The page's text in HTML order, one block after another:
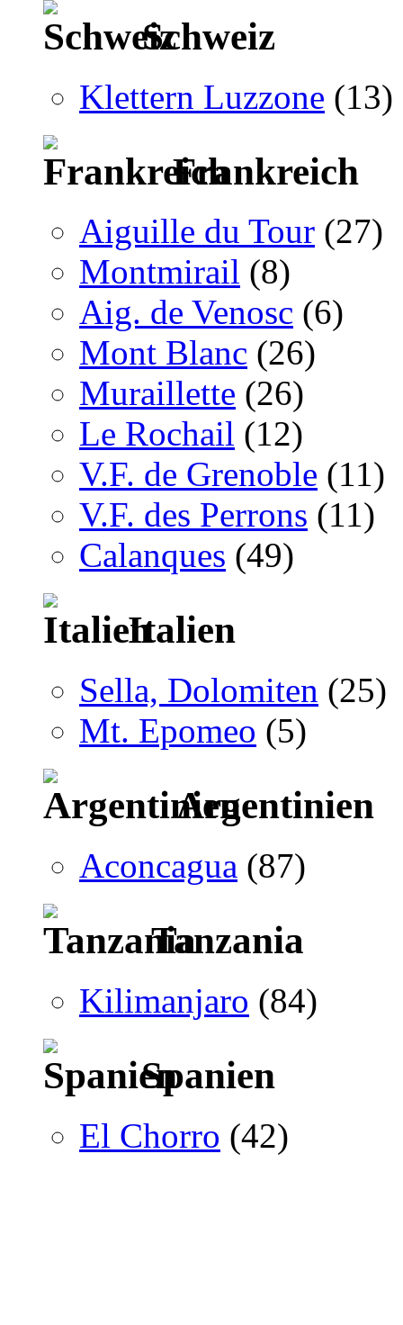
Schweiz
Klettern Luzzone (13)
Frankreich
Aiguille du Tour (27)
Montmirail (8)
Aig. de Venosc (6)
Mont Blanc (26)
Muraillette (26)
Le Rochail (12)
V.F. de Grenoble (11)
V.F. des Perrons (11)
Calanques (49)
Italien
Sella, Dolomiten (25)
Mt. Epomeo (5)
Argentinien
Aconcagua (87)
Tanzania
Kilimanjaro (84)
Spanien
El Chorro (42)